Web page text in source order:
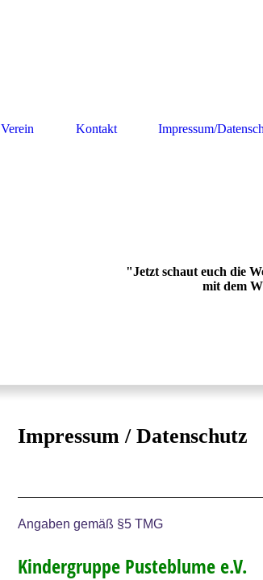
Verein Kontakt Impressum/
"Jetzt schaut euch die
mit dem
Impressum / Datenschutz
Angaben gemäß §5 TMG
Kindergruppe Pusteblume e.V.